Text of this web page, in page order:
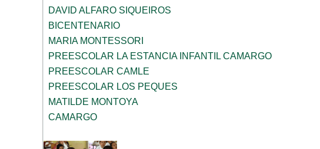
DAVID ALFARO SIQUEIROS
BICENTENARIO
MARIA MONTESSORI
PREESCOLAR LA ESTANCIA INFANTIL CAMARGO
PREESCOLAR CAMLE
PREESCOLAR LOS PEQUES
MATILDE MONTOYA
CAMARGO